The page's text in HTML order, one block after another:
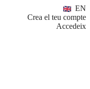
EN
Crea el teu compte
Accedeix